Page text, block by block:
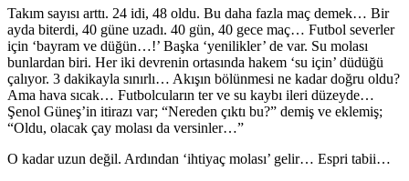
Takım sayısı arttı. 24 idi, 48 oldu. Bu daha fazla maç demek… Bir
ayda biterdi, 40 güne uzadı. 40 gün, 40 gece maç… Futbol severler
için ‘bayram ve düğün…!’ Başka ‘yenilikler’ de var. Su molası
bunlardan biri. Her iki devrenin ortasında hakem ‘su için’ düdüğü
çalıyor. 3 dakikayla sınırlı… Akışın bölünmesi ne kadar doğru oldu?
Ama hava sıcak… Futbolcuların ter ve su kaybı ileri düzeyde…
Şenol Güneş’in itirazı var; “Nereden çıktı bu?” demiş ve eklemiş;
“Oldu, olacak çay molası da versinler…”
O kadar uzun değil. Ardından ‘ihtiyaç molası’ gelir… Espri tabii…